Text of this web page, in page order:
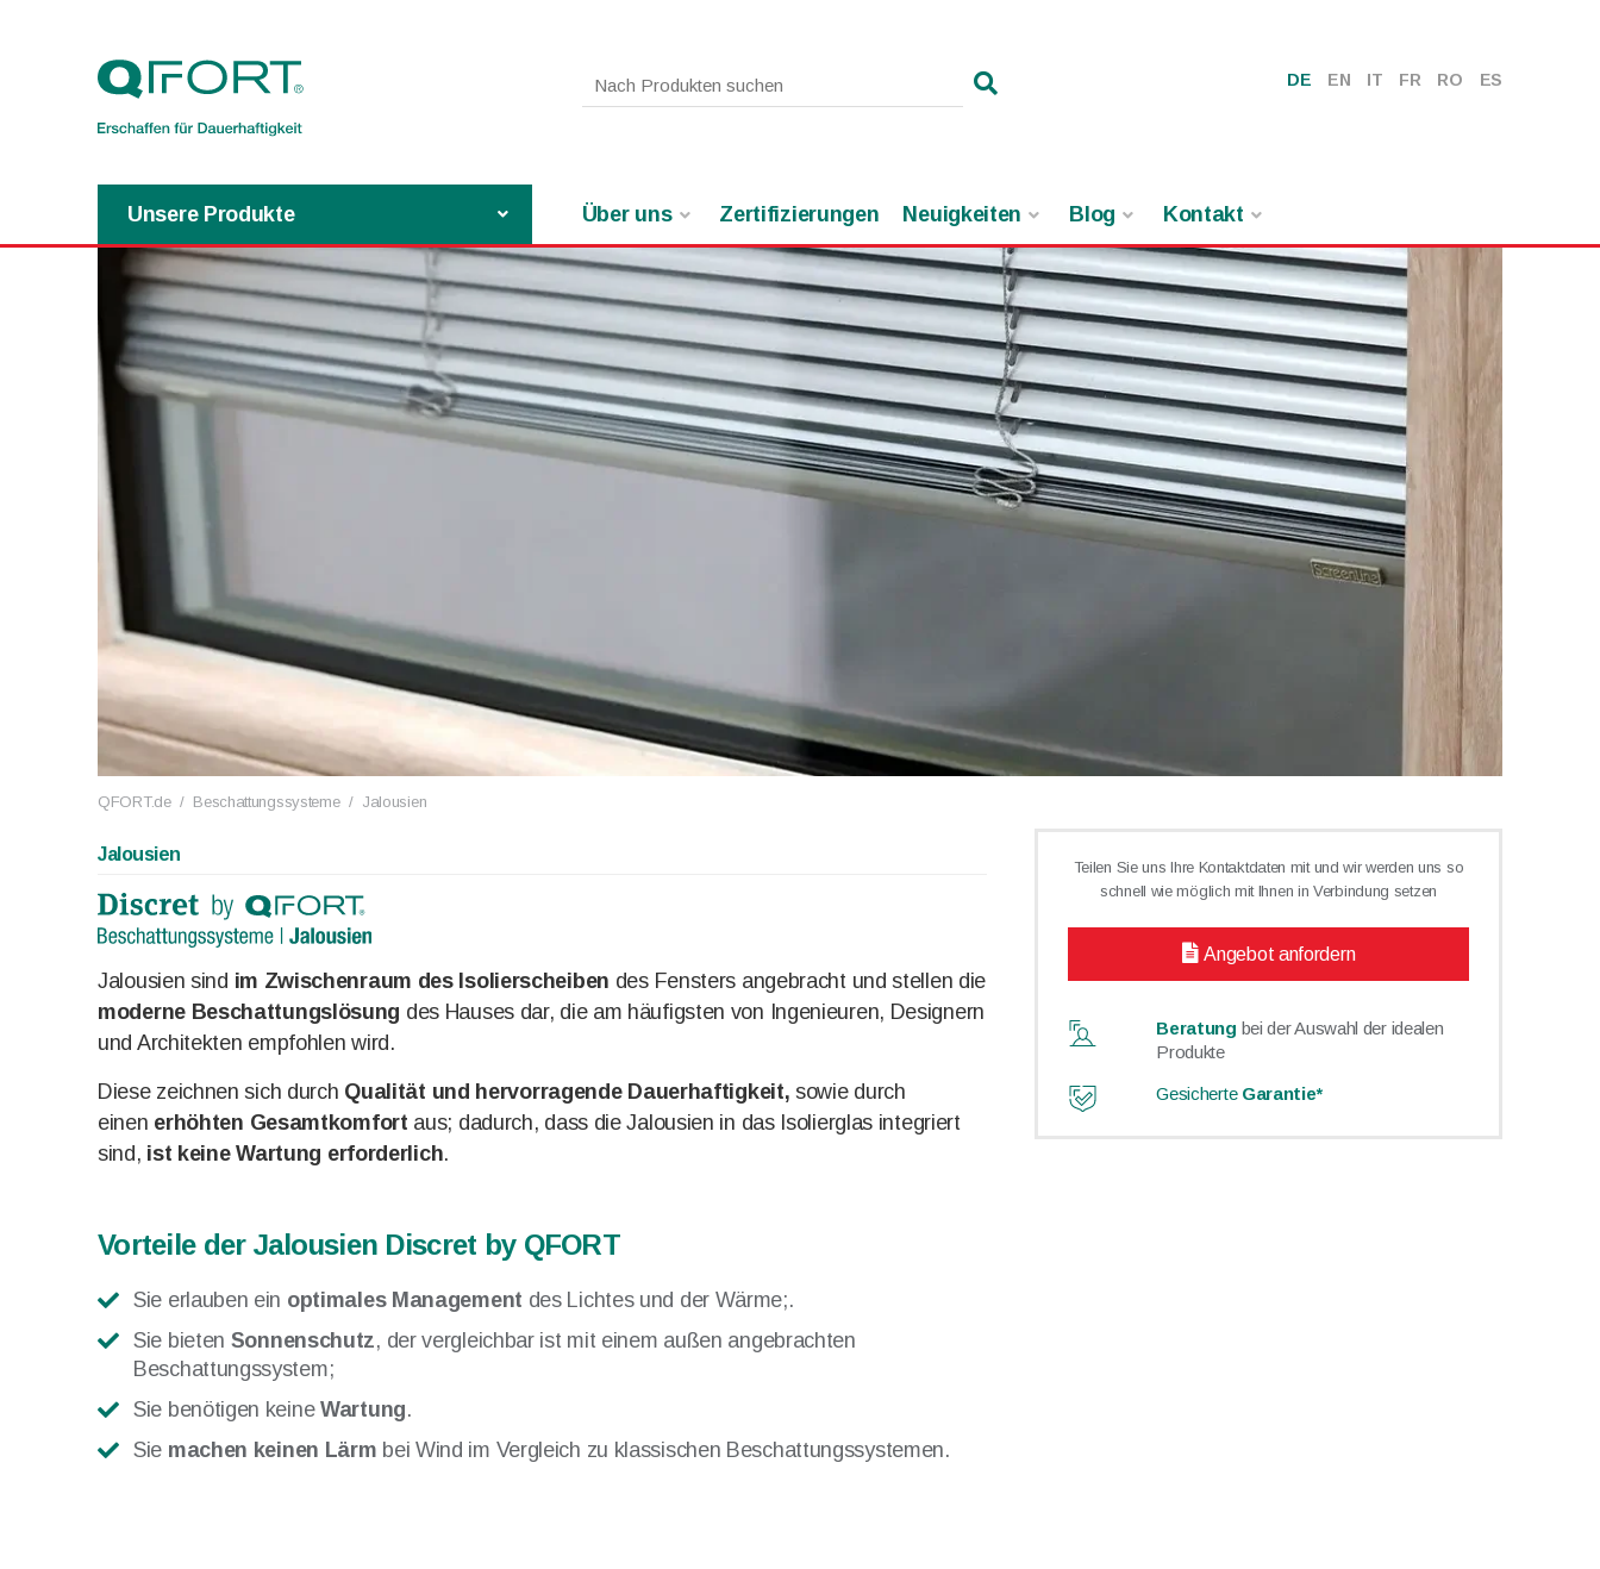
DE EN IT FR RO ES
Unsere Produkte Über uns Zertifizierungen Neuigkeiten Blog Kontakt
QFORT.de/ Beschattungssysteme/ Jalousien
Jalousien
Jalousien sind im Zwischenraum des Isolierscheiben des Fensters angebracht und stellen die
moderne Beschattungslösung des Hauses dar, die am häufigsten von Ingenieuren, Designern
und Architekten empfohlen wird.
Diese zeichnen sich durch Qualität und hervorragende Dauerhaftigkeit,sowie durch
einen erhöhten Gesamtkomfort aus; dadurch, dass die Jalousien in das Isolierglas integriert
sind, ist keine Wartung erforderlich.
Teilen Sie uns Ihre Kontaktdaten mit und wir werden uns so
schnell wie möglich mit Ihnen in Verbindung setzen
Angebot anfordern
Beratung bei der Auswahl der idealen
Produkte
Gesicherte Garantie*
Vorteile der Jalousien Discret by QFORT
Sie erlauben ein optimales Management des Lichtes und der Wärme;.
Sie bieten Sonnenschutz, der vergleichbar ist mit einem außen angebrachten
Beschattungssystem;
Sie benötigen keine Wartung.
Sie machen keinen Lärm bei Wind im Vergleich zu klassischen Beschattungssystemen.